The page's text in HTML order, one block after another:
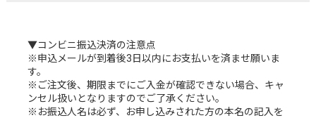
▼コンビニ振込決済の注意点
※申込メールが到着後3日以内にお支払いを済ませ願いま
す。
※ご注文後、期限までにご入金が確認できない場合、キャ
ンセル扱いとなりますのでご了承ください。
※お振込人名は必ず、お申し込みされた方の本名の記入を